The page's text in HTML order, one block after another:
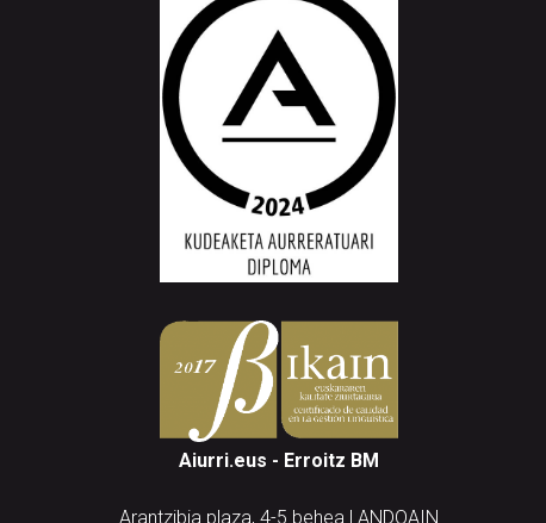
Aiurri.eus - Erroitz BM
Arantzibia plaza, 4-5 behea | ANDOAIN